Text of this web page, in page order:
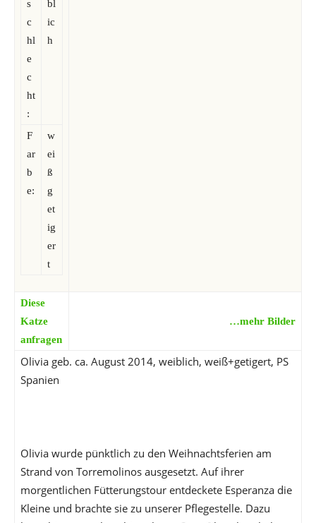
s
c
hl
e
c
ht
:
bl
ic
h
F
ar
b
e:
w
ei
ß
g
et
ig
er
t
Diese
Katze
anfragen
…mehr Bilder
Olivia geb. ca. August 2014, weiblich, weiß+getigert, PS
Spanien
Olivia wurde pünktlich zu den Weihnachtsferien am
Strand von Torremolinos ausgesetzt. Auf ihrer
morgentlichen Fütterungstour entdeckete Esperanza die
Kleine und brachte sie zu unserer Pflegestelle. Dazu